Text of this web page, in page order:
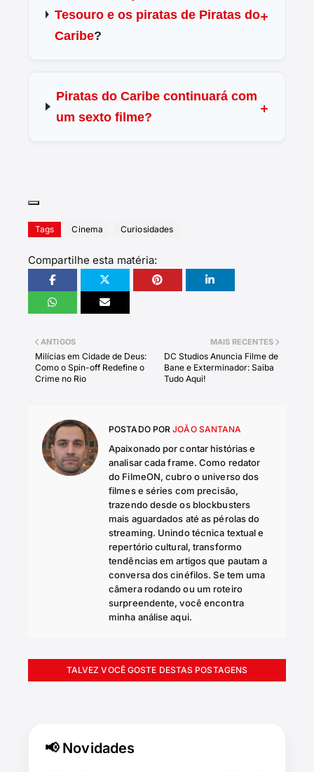
Tesouro e os piratas de Piratas do
Caribe?
Piratas do Caribe continuará com
um sexto filme?
Tags Cinema Curiosidades
Compartilhe esta matéria:
MAIS RECENTES
DC Studios Anuncia Filme de
Bane e Exterminador: Saiba
Tudo Aqui!
ANTIGOS
Milícias em Cidade de Deus:
Como o Spin-off Redefine o
Crime no Rio
POSTADO POR JOÃO SANTANA
Apaixonado por contar histórias e
analisar cada frame. Como redator
do FilmeON, cubro o universo dos
filmes e séries com precisão,
trazendo desde os blockbusters
mais aguardados até as pérolas do
streaming. Unindo técnica textual e
repertório cultural, transformo
tendências em artigos que pautam a
conversa dos cinéfilos. Se tem uma
câmera rodando ou um roteiro
surpreendente, você encontra
minha análise aqui.
TALVEZ VOCÊ GOSTE DESTAS POSTAGENS
📢 Novidades